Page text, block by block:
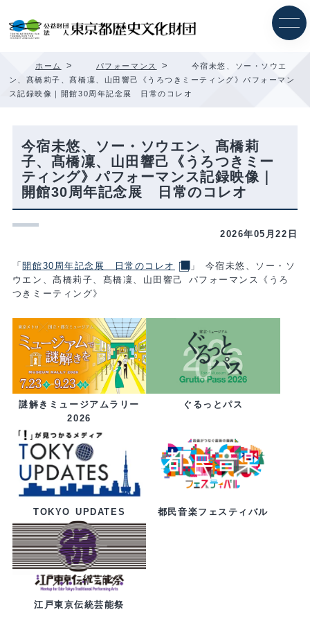
ホーム > パフォーマンス >
今宿未悠、ソー・ソウエ
ン、髙橋莉子、髙橋凜、山田響己《うろつきミーティング》パフォーマン
ス記録映像｜開館30周年記念展 日常のコレオ
今宿未悠、ソー・ソウエン、髙橋莉
子、髙橋凜、山田響己《うろつきミー
ティング》パフォーマンス記録映像｜
開館30周年記念展 日常のコレオ
2026年05月22日
「開館30周年記念展 日常のコレオ
」 今宿未悠、ソー・ソ
ウエン、髙橋莉子、髙橋凜、山田響己 パフォーマンス《うろ
つきミーティング》
謎解きミュージアムラリー
2026
ぐるっとパス
TOKYO UPDATES 都民音楽フェスティバル
江戸東京伝統芸能祭